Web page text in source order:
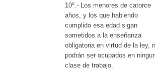
10º.- Los menores de catorce
años, y los que habiendo
cumplido esa edad sigan
sometidos a la enseñanza
obligatoria en virtud de la ley,
podrán ser ocupados en
clase de trabajo.